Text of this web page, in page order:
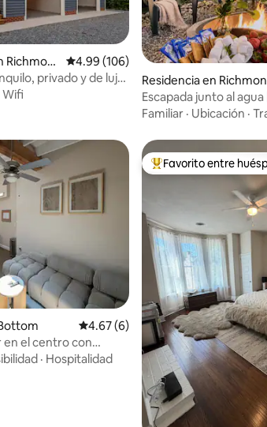
Richmon
Calificación promedio: 4.99 de 5;
4.99 (106)
privado y de lujo
de Rhode Island
Wifi
Residencia en
Escapada junto al
tabla de SUP
Familiar · Ubicación ·
Calificación promedio: 4.67 de 5;
4.67 (6)
el centro con
· Hospitalidad
De los mejores en
Favorito entre